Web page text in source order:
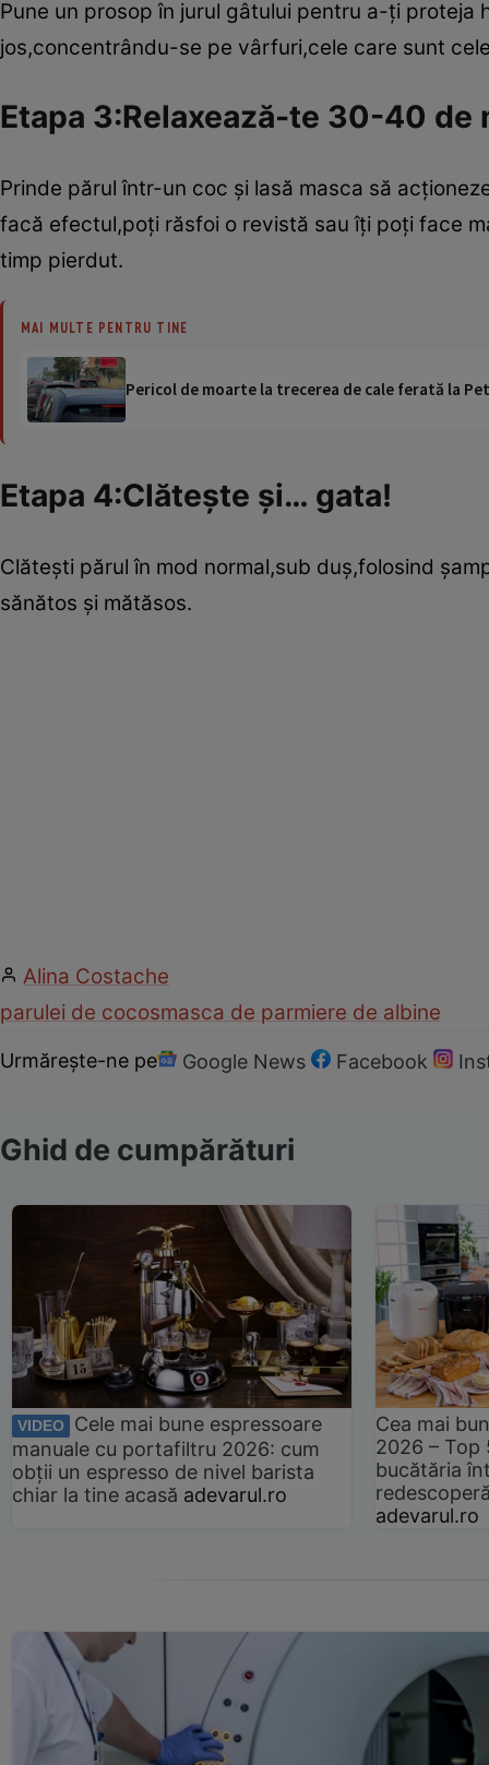
Pune un prosop în jurul gâtului pentru a-ţi
jos,concentrându-se pe vârfuri,cele care sunt
Etapa 3:Relaxează-te 30-40 de
Prinde părul într-un coc şi lasă masca să
facă efectul,poţi răsfoi o revistă sau îţi poţi face
timp pierdut.
MAI MULTE PENTRU TINE
Pericol de moarte la trecerea de cale ferată la
Etapa 4:Clăteşte şi… gata!
Clăteşti părul în mod normal,sub duş,folosind
sănătos şi mătăsos.
Alina Costache
parulei de cocosmasca de parmiere de albine
Urmărește-ne pe Google News Facebook
Ghid de cumpărături
VIDEO
Cele mai bune espressoare
manuale cu portafiltru 2026: cum
obții un espresso de nivel barista
chiar la tine acasă adevarul.ro
Cea mai
2026 –
bucătăria
adevarul.ro